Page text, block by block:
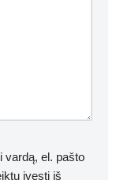
vardą, el. pašto
įvesti iš